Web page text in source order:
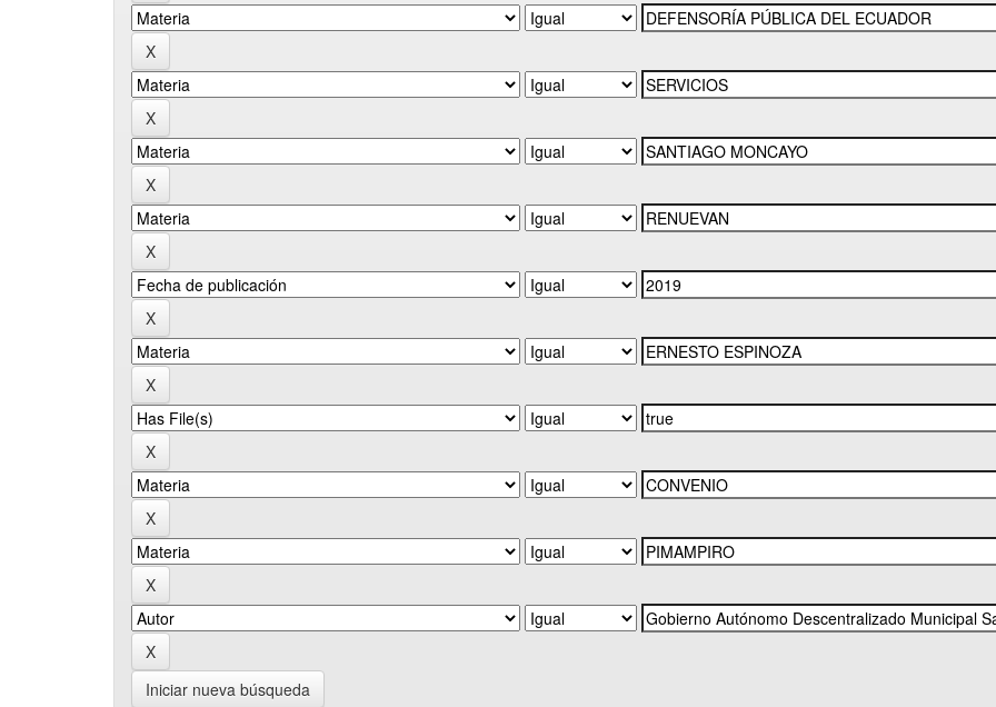
Iniciar nueva búsqueda